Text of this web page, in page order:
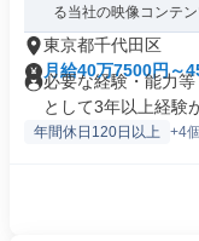
る当社の映像コンテ
東京都千代田区
月給40万7500円～
必要な経験・能力
として3年以上経験
年間休日120日以上 +4個